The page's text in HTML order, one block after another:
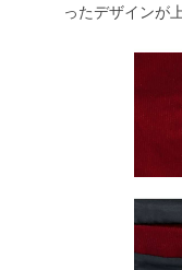
ったデザインが